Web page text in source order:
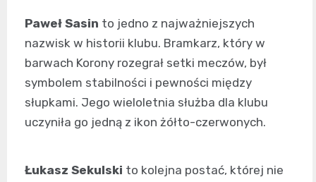
Paweł Sasin to jedno z najważniejszych
nazwisk w historii klubu. Bramkarz, który w
barwach Korony rozegrał setki meczów, był
symbolem stabilności i pewności między
słupkami. Jego wieloletnia służba dla klubu
uczyniła go jedną z ikon żółto-czerwonych.
Łukasz Sekulski to kolejna postać, której nie